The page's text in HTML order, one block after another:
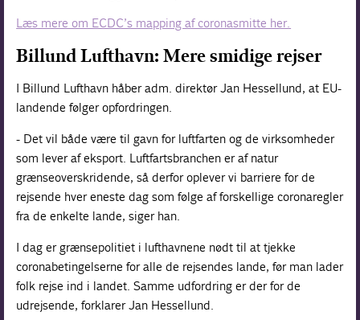
Læs mere om ECDC’s mapping af coronasmitte her.
Billund Lufthavn: Mere smidige rejser
I Billund Lufthavn håber adm. direktør Jan Hessellund, at EU-
landende følger opfordringen.
- Det vil både være til gavn for luftfarten og de virksomheder
som lever af eksport. Luftfartsbranchen er af natur
grænseoverskridende, så derfor oplever vi barriere for de
rejsende hver eneste dag som følge af forskellige coronaregler
fra de enkelte lande, siger han.
I dag er grænsepolitiet i lufthavnene nødt til at tjekke
coronabetingelserne for alle de rejsendes lande, før man lader
folk rejse ind i landet. Samme udfordring er der for de
udrejsende, forklarer Jan Hessellund.